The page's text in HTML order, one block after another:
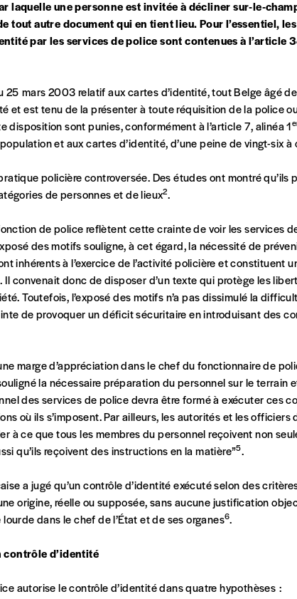
à tout moment, même après avoir reçu
5€*
*Prix indicatif, frais de port inclus
en Belgique)
uniquement)
laquelle une personne est invitée à décliner sur-le-
tout autre document qui en tient lieu.Pour l’essentiel,
par les services de police sont contenues à l’article
25 mars 2003 relatif aux cartes d’identité, tout Belge âgé
et est tenu de la présenter à toute réquisition de la police
sont punies, conformément à l’article 7, alinéa 1
et aux cartes d’identité, d’une peine de vingt-six à
policière controversée. Des études ont montré qu’ils
de personnes et de lieux2.
de police reflètent cette crainte de voir les services
des motifs souligne, à cet égard, la nécessité de
inhérents à l’exercice de l’activité policière et constituent
. Il convenait donc de disposer d’un texte qui protège les
Toutefois, l’exposé des motifs n’a pas dissimulé la
de provoquer un déficit sécuritaire en introduisant des
marge d’appréciation dans le chef du fonctionnaire de
la nécessaire préparation du personnel sur le terrain
des services de police devra être formé à exécuter ces
où ils s’imposent. Par ailleurs, les autorités et les officiers
à ce que tous les membres du personnel reçoivent non
qu’ils reçoivent des instructions en la matière”5.
a jugé qu’un contrôle d’identité exécuté selon des
origine, réelle ou supposée, sans aucune justification
dans le chef de l’État et de ses organes6.
contrôle d’identité
autorise le contrôle d’identité dans quatre hypothèses :